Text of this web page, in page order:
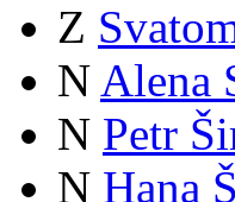
Z
N Alena
N Petr
N Hana